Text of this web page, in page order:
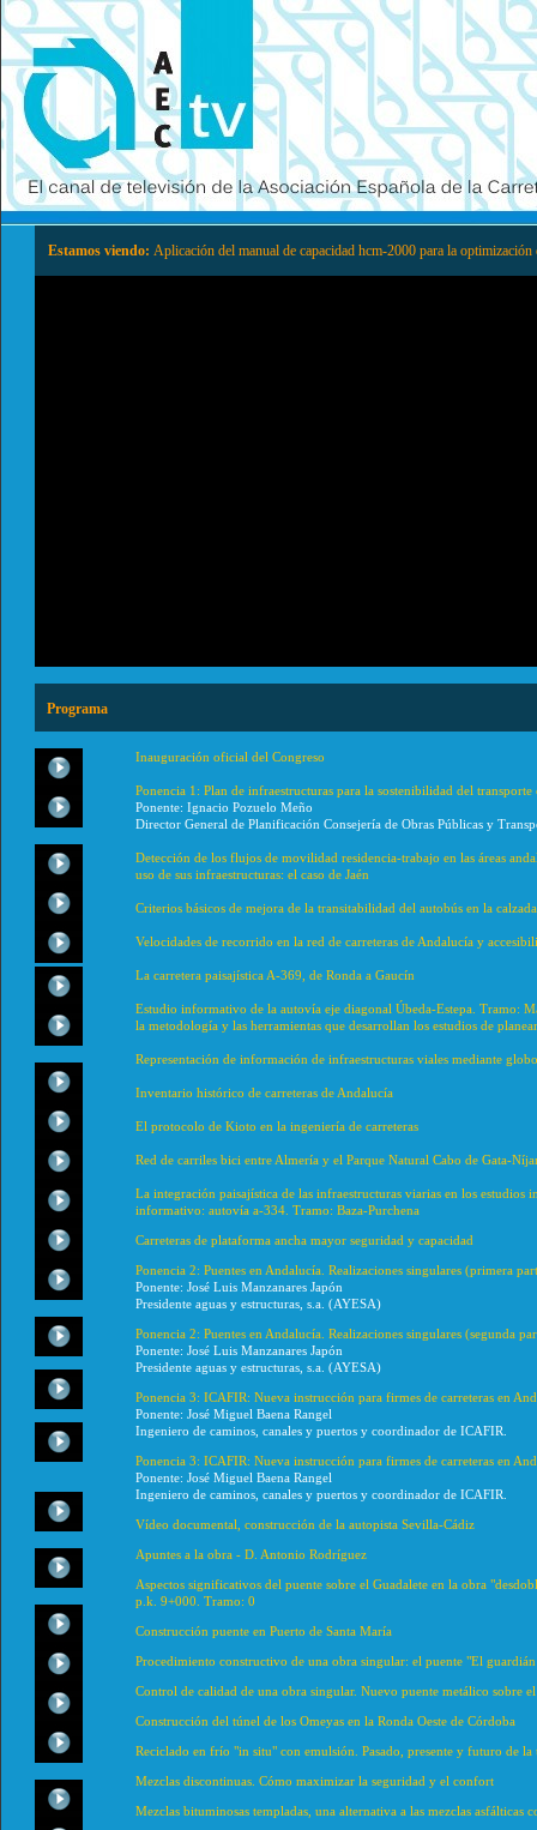
Estamos viendo: Aplicación del manual de capacidad hcm-2000 para la
Programa
Inauguración oficial del Congreso
Ponencia 1: Plan de infraestructuras para la sostenibilidad del
Ponente: Ignacio Pozuelo Meño
Director General de Planificación Consejería de Obras Públicas y
Detección de los flujos de movilidad residencia-trabajo en las áreas
uso de sus infraestructuras: el caso de Jaén
Criterios básicos de mejora de la transitabilidad del autobús en la calzada
Velocidades de recorrido en la red de carreteras de Andalucía y
La carretera paisajística A-369, de Ronda a Gaucín
Estudio informativo de la autovía eje diagonal Úbeda-Estepa. Tramo:
la metodología y las herramientas que desarrollan los estudios de
Representación de información de infraestructuras viales mediante
Inventario histórico de carreteras de Andalucía
El protocolo de Kioto en la ingeniería de carreteras
Red de carriles bici entre Almería y el Parque Natural Cabo de Gata-
La integración paisajística de las infraestructuras viarias en los
informativo: autovía a-334. Tramo: Baza-Purchena
Carreteras de plataforma ancha mayor seguridad y capacidad
Ponencia 2: Puentes en Andalucía. Realizaciones singulares (primera
Ponente: José Luis Manzanares Japón
Presidente aguas y estructuras, s.a. (AYESA)
Ponencia 2: Puentes en Andalucía. Realizaciones singulares (segunda
Ponente: José Luis Manzanares Japón
Presidente aguas y estructuras, s.a. (AYESA)
Ponencia 3: ICAFIR: Nueva instrucción para firmes de carreteras en
Ponente: José Miguel Baena Rangel
Ingeniero de caminos, canales y puertos y coordinador de ICAFIR.
Ponencia 3: ICAFIR: Nueva instrucción para firmes de carreteras en
Ponente: José Miguel Baena Rangel
Ingeniero de caminos, canales y puertos y coordinador de ICAFIR.
Vídeo documental, construcción de la autopista Sevilla-Cádiz
Apuntes a la obra - D. Antonio Rodríguez
Aspectos significativos del puente sobre el Guadalete en la obra
p.k. 9+000. Tramo: 0
Construcción puente en Puerto de Santa María
Procedimiento constructivo de una obra singular: el puente "El
Control de calidad de una obra singular. Nuevo puente metálico sobre
Construcción del túnel de los Omeyas en la Ronda Oeste de Córdoba
Reciclado en frío "in situ" con emulsión. Pasado, presente y futuro de la
Mezclas discontinuas. Cómo maximizar la seguridad y el confort
Mezclas bituminosas templadas, una alternativa a las mezclas asfálticas